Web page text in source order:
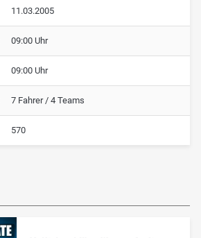
11.03.2005
09:00 Uhr
09:00 Uhr
7 Fahrer / 4 Teams
570